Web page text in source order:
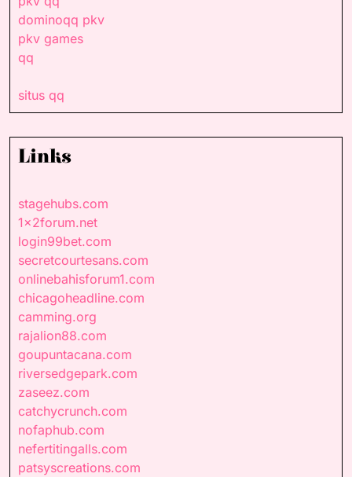
dominoqq pkv
pkv games
qq
situs qq
Links
stagehubs.com
1x2forum.net
login99bet.com
secretcourtesans.com
onlinebahisforum1.com
chicagoheadline.com
camming.org
rajalion88.com
goupuntacana.com
riversedgepark.com
zaseez.com
catchycrunch.com
nofaphub.com
nefertitingalls.com
patsyscreations.com